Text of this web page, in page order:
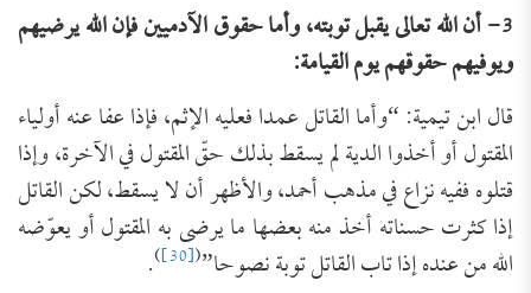
3- أن الله تعالى يقبل توبته، وأما حقوق الآدميين فإن الله يرضيهم
ويوفيهم حقوقهم يوم القيامة:
قال ابن تيمية: “وأما القاتل عمدا فعليه الإثم، فإذا عفا عنه أولياء
المقتول أو أخذوا الدية لم يسقط بذلك ‌حقّ ‌المقتول في الآخرة، وإذا
قتلوه ففيه نزاع في مذهب أحمد، والأظهر أن لا يسقط، لكن القاتل
إذا كثرت حسناته أخذ منه بعضها ما يرضى به المقتول أو يعوّضه
الله من عنده إذا تاب القاتل توبة نصوحا”(
[30]
)
.